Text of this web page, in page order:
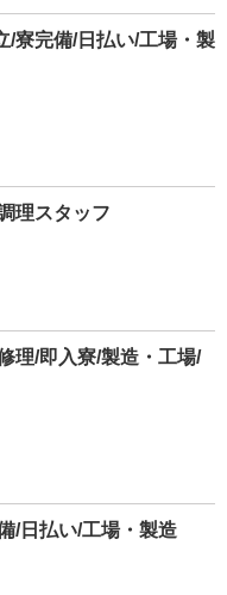
/寮完備/日払い/工場・製
理スタッフ
理/即入寮/製造・工場/
/日払い/工場・製造